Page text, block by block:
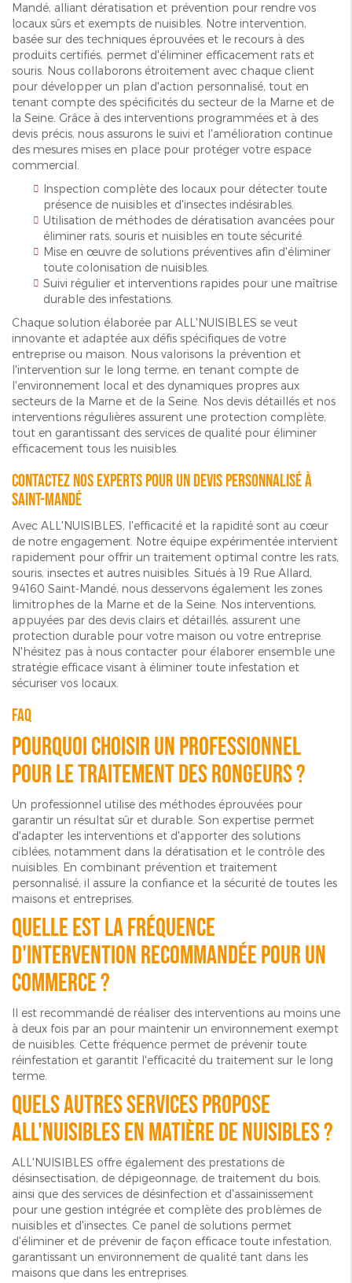
Mandé, alliant dératisation et prévention pour rendre vos
locaux sûrs et exempts de nuisibles. Notre intervention,
basée sur des techniques éprouvées et le recours à des
produits certifiés, permet d'éliminer efficacement rats et
souris. Nous collaborons étroitement avec chaque client
pour développer un plan d'action personnalisé, tout en
tenant compte des spécificités du secteur de la Marne et de
la Seine. Grâce à des interventions programmées et à des
devis précis, nous assurons le suivi et l'amélioration continue
des mesures mises en place pour protéger votre espace
commercial.
Inspection complète des locaux pour détecter toute
présence de nuisibles et d'insectes indésirables.
Utilisation de méthodes de dératisation avancées pour
éliminer rats, souris et nuisibles en toute sécurité.
Mise en œuvre de solutions préventives afin d'éliminer
toute colonisation de nuisibles.
Suivi régulier et interventions rapides pour une maîtrise
durable des infestations.
Chaque solution élaborée par ALL'NUISIBLES se veut
innovante et adaptée aux défis spécifiques de votre
entreprise ou maison. Nous valorisons la prévention et
l'intervention sur le long terme, en tenant compte de
l'environnement local et des dynamiques propres aux
secteurs de la Marne et de la Seine. Nos devis détaillés et nos
interventions régulières assurent une protection complète,
tout en garantissant des services de qualité pour éliminer
efficacement tous les nuisibles.
Contactez nos experts pour un devis personnalisé à
Saint-Mandé
Avec ALL'NUISIBLES, l'efficacité et la rapidité sont au cœur
de notre engagement. Notre équipe expérimentée intervient
rapidement pour offrir un traitement optimal contre les rats,
souris, insectes et autres nuisibles. Situés à 19 Rue Allard,
94160 Saint-Mandé, nous desservons également les zones
limitrophes de la Marne et de la Seine. Nos interventions,
appuyées par des devis clairs et détaillés, assurent une
protection durable pour votre maison ou votre entreprise.
N'hésitez pas à nous contacter pour élaborer ensemble une
stratégie efficace visant à éliminer toute infestation et
sécuriser vos locaux.
FAQ
Pourquoi choisir un professionnel
pour le traitement des rongeurs ?
Un professionnel utilise des méthodes éprouvées pour
garantir un résultat sûr et durable. Son expertise permet
d'adapter les interventions et d'apporter des solutions
ciblées, notamment dans la dératisation et le contrôle des
nuisibles. En combinant prévention et traitement
personnalisé, il assure la confiance et la sécurité de toutes les
maisons et entreprises.
Quelle est la fréquence
d'intervention recommandée pour un
commerce ?
Il est recommandé de réaliser des interventions au moins une
à deux fois par an pour maintenir un environnement exempt
de nuisibles. Cette fréquence permet de prévenir toute
réinfestation et garantit l'efficacité du traitement sur le long
terme.
Quels autres services propose
ALL'NUISIBLES en matière de nuisibles ?
ALL'NUISIBLES offre également des prestations de
désinsectisation, de dépigeonnage, de traitement du bois,
ainsi que des services de désinfection et d'assainissement
pour une gestion intégrée et complète des problèmes de
nuisibles et d'insectes. Ce panel de solutions permet
d'éliminer et de prévenir de façon efficace toute infestation,
garantissant un environnement de qualité tant dans les
maisons que dans les entreprises.